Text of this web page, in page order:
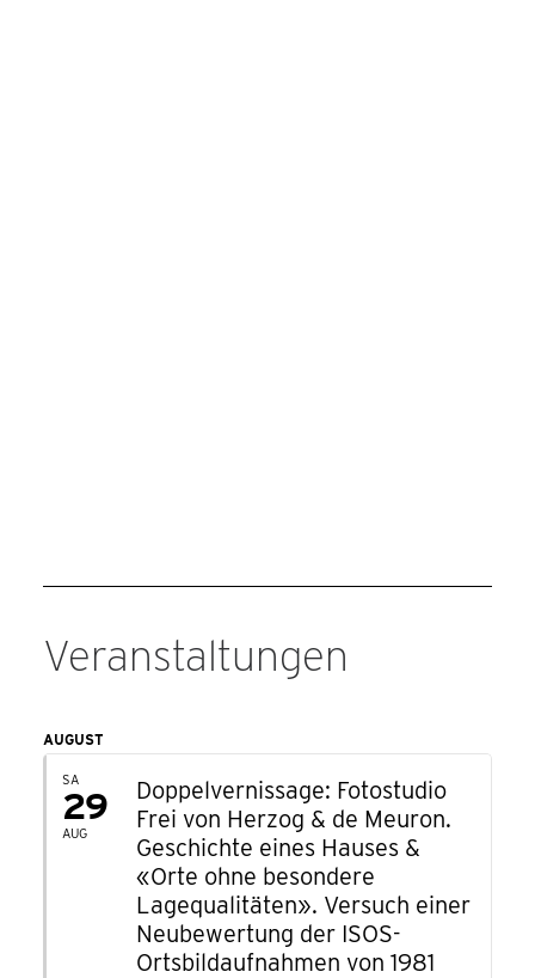
Veranstaltungen
AUGUST
SA
29
AUG
Doppelvernissage: Fotostudio
Frei von Herzog & de Meuron.
Geschichte eines Hauses &
«Orte ohne besondere
Lagequalitäten». Versuch einer
Neubewertung der ISOS-
Ortsbildaufnahmen von 1981